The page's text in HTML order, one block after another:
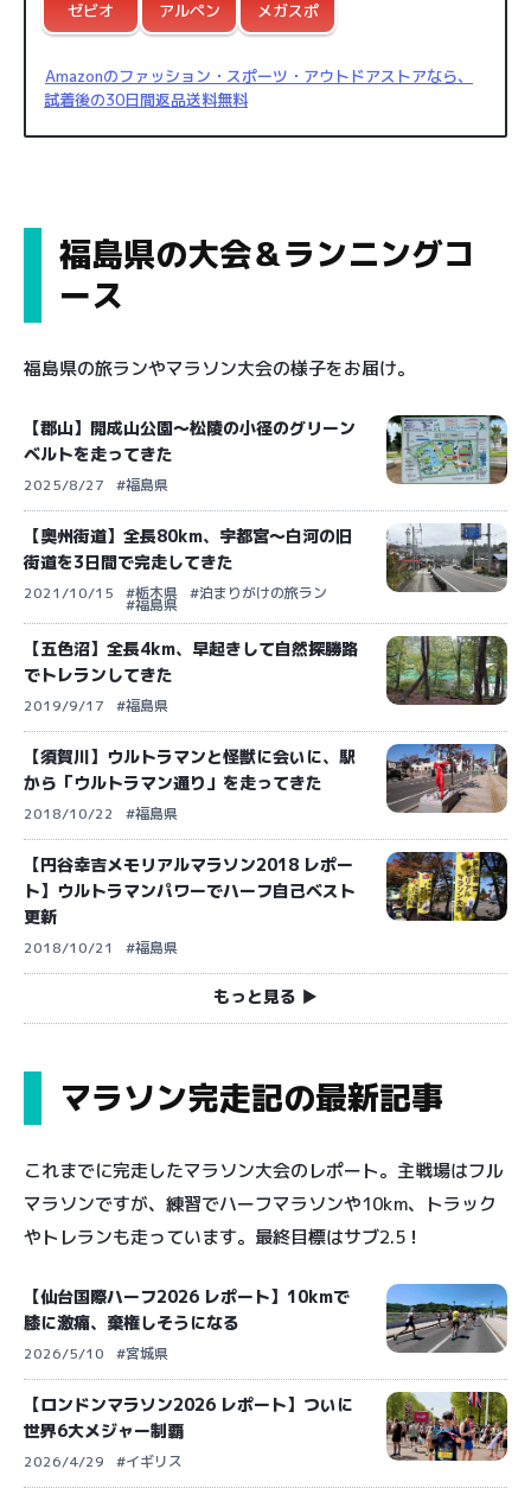
ゼビオ アルペン メガスポ
Amazonのファッション・スポーツ・アウトドアストアなら、
試着後の30日間返品送料無料
福島県の大会＆ランニングコ
ース
福島県の旅ランやマラソン大会の様子をお届け。
【郡山】開成山公園〜松陵の小径のグリーン
ベルトを走ってきた
2025/8/27 #福島県
【奥州街道】全長80km、宇都宮〜白河の旧
街道を3日間で完走してきた
2021/10/15 #栃木県 #泊まりがけの旅ラン
#福島県
【五色沼】全長4km、早起きして自然探勝路
でトレランしてきた
2019/9/17 #福島県
【須賀川】ウルトラマンと怪獣に会いに、駅
から「ウルトラマン通り」を走ってきた
2018/10/22 #福島県
【円谷幸吉メモリアルマラソン2018 レポー
ト】ウルトラマンパワーでハーフ自己ベスト
更新
2018/10/21 #福島県
もっと見る ▶︎
マラソン完走記の最新記事
これまでに完走したマラソン大会のレポート。主戦場はフル
マラソンですが、練習でハーフマラソンや10km、トラック
やトレランも走っています。最終目標はサブ2.5！
【仙台国際ハーフ2026 レポート】10kmで
膝に激痛、棄権しそうになる
2026/5/10 #宮城県
【ロンドンマラソン2026 レポート】ついに
世界6大メジャー制覇
2026/4/29 #イギリス